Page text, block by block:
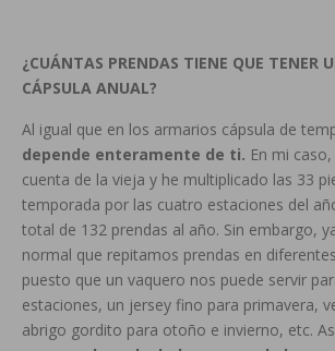
¿CUÁNTAS PRENDAS TIENE QUE TENER
CÁPSULA ANUAL?
Al igual que en los armarios cápsula de
depende enteramente de ti. En mi
cuenta de la vieja y he multiplicado las 33
temporada por las cuatro estaciones del
total de 132 prendas al año. Sin embargo,
normal que repitamos prendas en
puesto que un vaquero nos puede servir
estaciones, un jersey fino para primavera,
abrigo gordito para otoño e invierno, etc.